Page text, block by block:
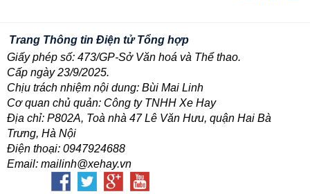
Trang Thông tin Điện tử Tổng hợp
Giấy phép số: 473/GP-Sở Văn hoá và Thể thao.
Cấp ngày 23/9/2025.
Chịu trách nhiệm nội dung: Bùi Mai Linh
Cơ quan chủ quản: Công ty TNHH Xe Hay
Địa chỉ: P802A, Toà nhà 47 Lê Văn Hưu, quận Hai Bà
Trưng, Hà Nội
Điện thoại: 0947924688
Email: mailinh@xehay.vn